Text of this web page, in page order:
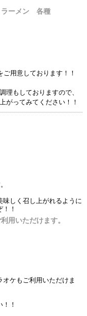
ラーメン 各種
用意しております！！
理もしておりますので、
がってみてください！！
しく召し上がれるように
！
用いただけます。
ケもご利用いただけま
！